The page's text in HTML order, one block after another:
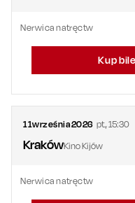
Nerwica natręctw
Kup
11września2026 pt.,15:30
KrakówKino Kijów
Nerwica natręctw